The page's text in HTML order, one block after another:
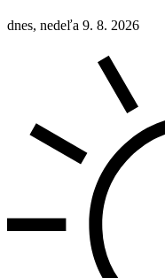
dnes, nedeľa 9. 8. 2026